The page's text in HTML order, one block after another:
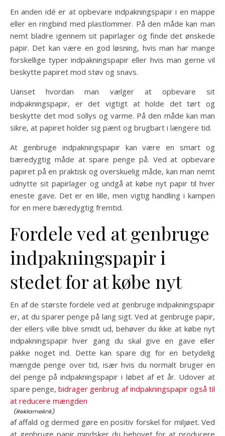
En anden idé er at opbevare indpakningspapir i en mappe
eller en ringbind med plastlommer. På den måde kan man
nemt bladre igennem sit papirlager og finde det ønskede
papir. Det kan være en god løsning, hvis man har mange
forskellige typer indpakningspapir eller hvis man gerne vil
beskytte papiret mod støv og snavs.
Uanset hvordan man vælger at opbevare sit
indpakningspapir, er det vigtigt at holde det tørt og
beskytte det mod sollys og varme. På den måde kan man
sikre, at papiret holder sig pænt og brugbart i længere tid.
At genbruge indpakningspapir kan være en smart og
bæredygtig måde at spare penge på. Ved at opbevare
papiret på en praktisk og overskuelig måde, kan man nemt
udnytte sit papirlager og undgå at købe nyt papir til hver
eneste gave. Det er en lille, men vigtig handling i kampen
for en mere bæredygtig fremtid.
Fordele ved at genbruge
indpakningspapir i
stedet for at købe nyt
En af de største fordele ved at genbruge indpakningspapir
er, at du sparer penge på lang sigt. Ved at genbruge papir,
der ellers ville blive smidt ud, behøver du ikke at købe nyt
indpakningspapir hver gang du skal give en gave eller
pakke noget ind. Dette kan spare dig for en betydelig
mængde penge over tid, især hvis du normalt bruger en
del penge på indpakningspapir i løbet af et år. Udover at
spare penge,bidrager genbrug af indpakningspapir også til
at reducere mængden
af affald og dermed gøre en positiv forskel for miljøet. Ved
at genbruge papir mindsker du behovet for at producere